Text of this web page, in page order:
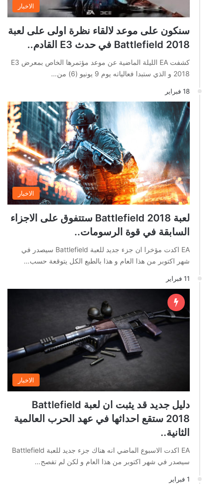
الاخبار
سنكون على موعد لالقاء نظرة اولى على لعبة
Battlefield 2018 في حدث E3 القادم..
كشفت EA الليلة الماضية عن موعد مؤتمرها الخاص بمعرض E3
2018 و الذي ستبدا فعالياته يوم 9 يونيو (6) من…
18 فبراير
الاخبار
لعبة Battlefield 2018 ستتفوق على الاجزاء
السابقة في قوة الرسومات..
EA اكدت مؤخرا ان جزء جديد للعبة Battlefield سيصدر في
شهر اكتوبر من هذا العام و هذا بالطبع الكل يتوقعة حسب…
11 فبراير
الاخبار
دليل جديد قد يثبت ان لعبة Battlefield
2018 ستقع احداثها في عهد الحرب العالمية
الثانية..
EA اكدت الاسبوع الماضي انه هناك جزء جديد للعبة Battlefield
سيصدر في شهر اكتوبر من هذا العام و لكن لم تفصح…
1 فبراير